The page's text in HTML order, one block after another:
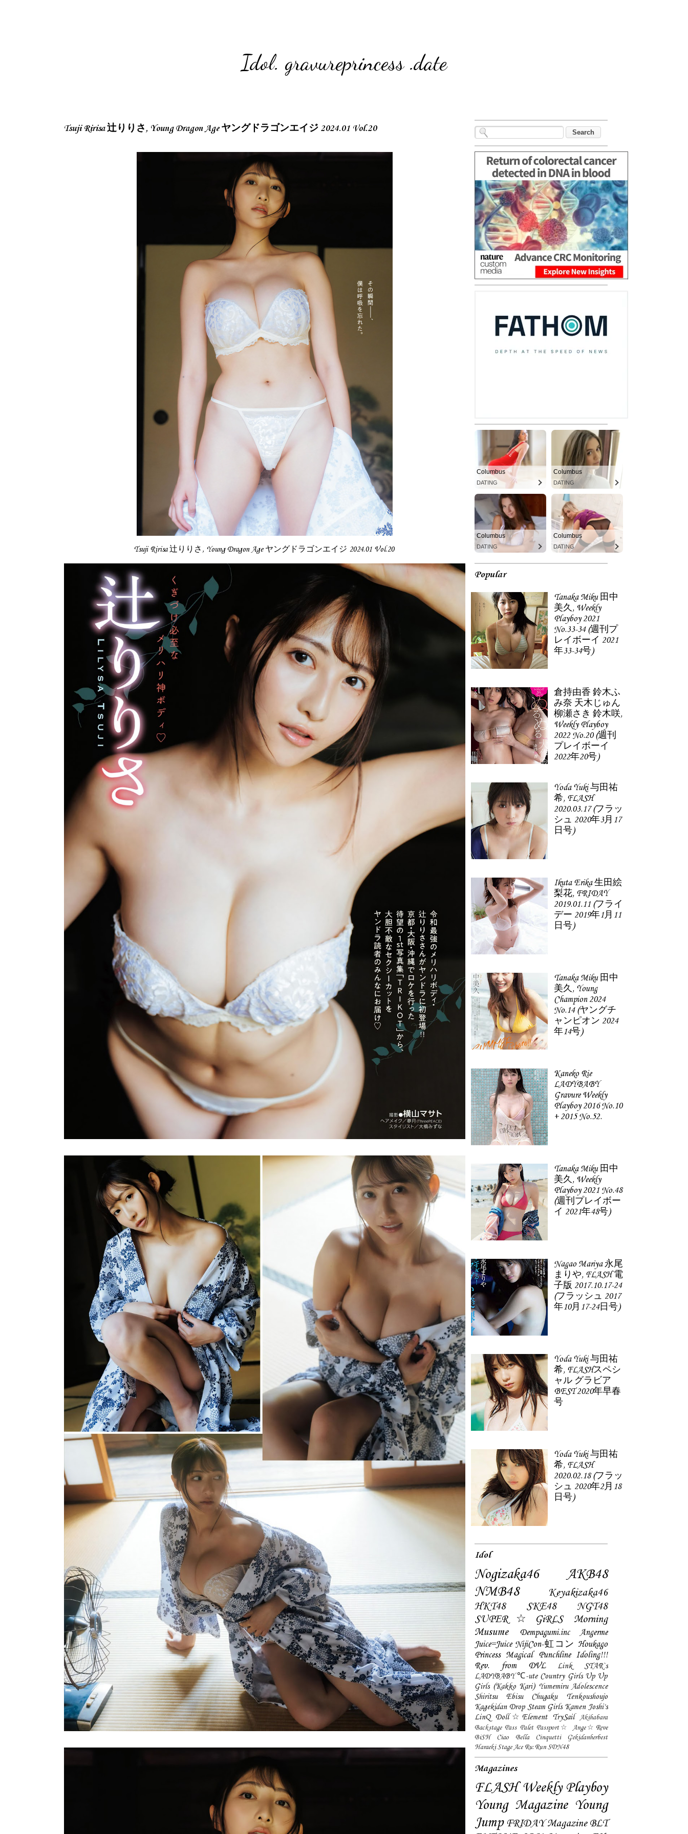
Idol. gravureprincess .date
Tsuji Ririsa 辻りりさ, Young Dragon Age ヤングドラゴンエイジ 2024.01 Vol.20
Tsuji Ririsa 辻りりさ, Young Dragon Age ヤングドラゴンエイジ 2024.01 Vol.20
Columbus
DATING
Columbus
DATING
Columbus
DATING
Columbus
DATING
Popular
Tanaka Miku 田中
美久, Weekly
Playboy 2021
No.33-34 (週刊プ
レイボーイ 2021
年33-34号)
倉持由香 鈴木ふ
み奈 天木じゅん
柳瀬さき 鈴木咲,
Weekly Playboy
2022 No.20 (週刊
プレイボーイ
2022年20号)
Yoda Yuki 与田祐
希, FLASH
2020.03.17 (フラッ
シュ 2020年3月17
日号)
Ikuta Erika 生田絵
梨花, FRIDAY
2019.01.11 (フライ
デー 2019年1月11
日号)
Tanaka Miku 田中
美久, Young
Champion 2024
No.14 (ヤングチ
ャンピオン 2024
年14号)
Kaneko Rie
LADYBABY
Gravure Weekly
Playboy 2016 No.10
+ 2015 No.52.
Tanaka Miku 田中
美久, Weekly
Playboy 2021 No.48
(週刊プレイボー
イ 2021年48号)
Nagao Mariya 永尾
まりや, FLASH 電
子版 2017.10.17-24
(フラッシュ 2017
年10月17-24日号)
Yoda Yuki 与田祐
希, FLASHスペシ
ャル グラビア
BEST 2020年早春
号
Yoda Yuki 与田祐
希, FLASH
2020.02.18 (フラッ
シュ 2020年2月18
日号)
Idol
Nogizaka46
AKB48
NMB48
Keyakizaka46
HKT48
SKE48
NGT48
SUPER☆GiRLS
Morning
Musume
Dempagumi.inc
Angerme
Juice=Juice NijiCon-虹コン Houkago
Princess Magical Punchline Idoling!!!
Rev. from DVL
Link STAR`s
LADYBABY ℃-ute Country Girls Up Up
Girls (Kakko Kari) Yumemiru Adolescence
Shiritsu Ebisu Chugaku
Tenkoushoujo
Kagekidan Drop Steam Girls Kamen Joshi's
LinQ Doll☆Element TrySail
Akihabara
Backstage Pass Palet Passport☆
Ange☆Reve
BiSH
Ciao Bella Cinquetti
Gekidanherbest
Haraeki Stage Ace Ru:Run SDN48
Magazines
FLASH Weekly Playboy
Young Magazine Young
Jump FRIDAY Magazine BLT